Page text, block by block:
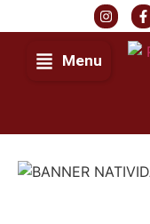
Menu